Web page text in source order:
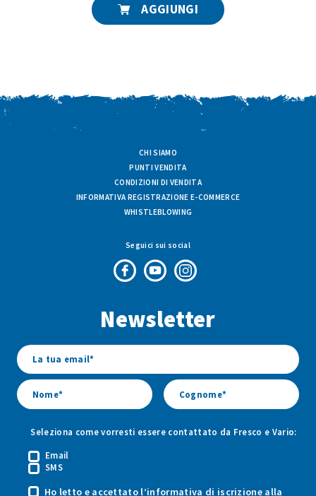
AGGIUNGI
CHI SIAMO
PUNTI VENDITA
CONDIZIONI DI VENDITA
INFORMATIVA REGISTRAZIONE E-COMMERCE
WHISTLEBLOWING
Seguici sui social
di
di
di
Newsletter
Seleziona come vorresti essere contattato da Fresco e Vario:
Email
SMS
Ho letto e accettato l’informativa di iscrizione alla